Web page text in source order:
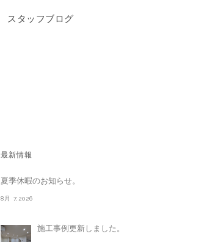
スタッフブログ
最新情報
夏季休暇のお知らせ。
8月 7,2026
施工事例更新しました。